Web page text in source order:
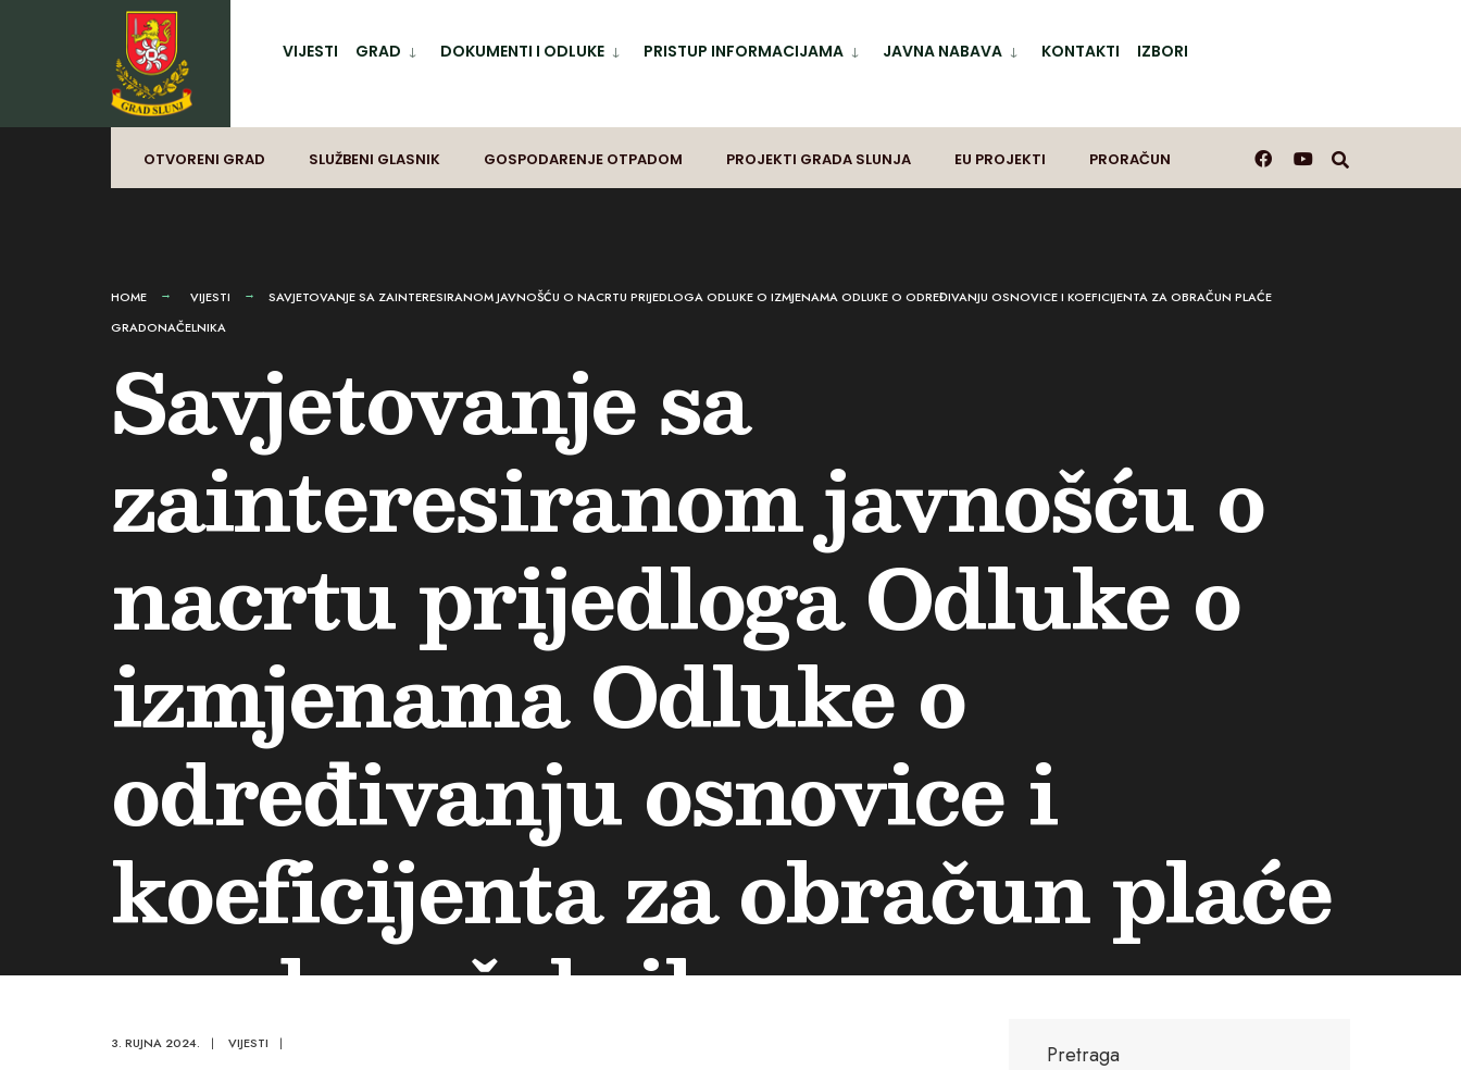
Preskoči
na
sadržaj
VIJESTI GRAD DOKUMENTI I ODLUKE PRISTUP INFORMACIJAMA JAVNA NABAVA KONTAKTI IZBORI
OTVORENI GRAD SLUŽBENI GLASNIK GOSPODARENJE OTPADOM PROJEKTI GRADA SLUNJA EU PROJEKTI PRORAČUN
HOME VIJESTI
SAVJETOVANJE SA ZAINTERESIRANOM JAVNOŠĆU O NACRTU PRIJEDLOGA ODLUKE O IZMJENAMA ODLUKE O ODREĐIVANJU OSNOVICE I KOEFICIJENTA ZA OBRAČUN PLAĆE
GRADONAČELNIKA
Savjetovanje sa
zainteresiranom javnošću o
nacrtu prijedloga Odluke o
izmjenama Odluke o
određivanju osnovice i
koeficijenta za obračun plaće
gradonačelnika
3. RUJNA 2024. | VIJESTI |
Pretraga